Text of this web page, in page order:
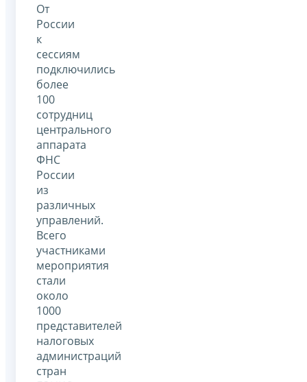
От
России
к
сессиям
подключились
более
100
сотрудниц
центрального
аппарата
ФНС
России
из
различных
управлений.
Всего
участниками
мероприятия
стали
около
1000
представителей
налоговых
администраций
стран